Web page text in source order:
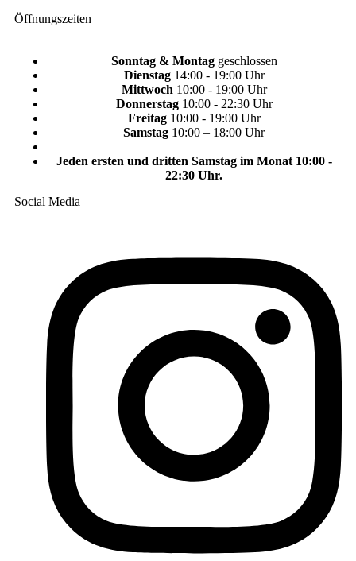
Öffnungszeiten
Sonntag & Montaggeschlossen
Dienstag 14:00 - 19:00 Uhr
Mittwoch 10:00 - 19:00 Uhr
Donnerstag10:00 - 22:30 Uhr
Freitag10:00 - 19:00 Uhr
Samstag 10:00 – 18:00 Uhr
Jeden ersten und dritten Samstag im Monat 10:00 -
22:30 Uhr.
Social Media